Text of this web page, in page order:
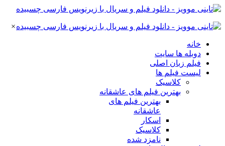
×
خانه
دوبله ها سایت
فیلم زبان اصلی
لیست فیلم ها
کلاسیک
بهترین فیلم های عاشقانه
بهترین فیلم های
عاشقانه
اسکار
کلاسیک
نامزد شده